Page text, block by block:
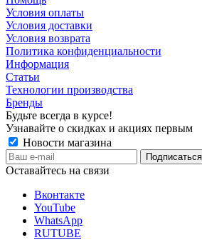
Условия оплаты
Условия доставки
Условия возврата
Политика конфиденциальности
Информация
Статьи
Технологии производства
Бренды
Будьте всегда в курсе!
Узнавайте о скидках и акциях первым
Новости магазина
Оставайтесь на связи
Вконтакте
YouTube
WhatsApp
RUTUBE